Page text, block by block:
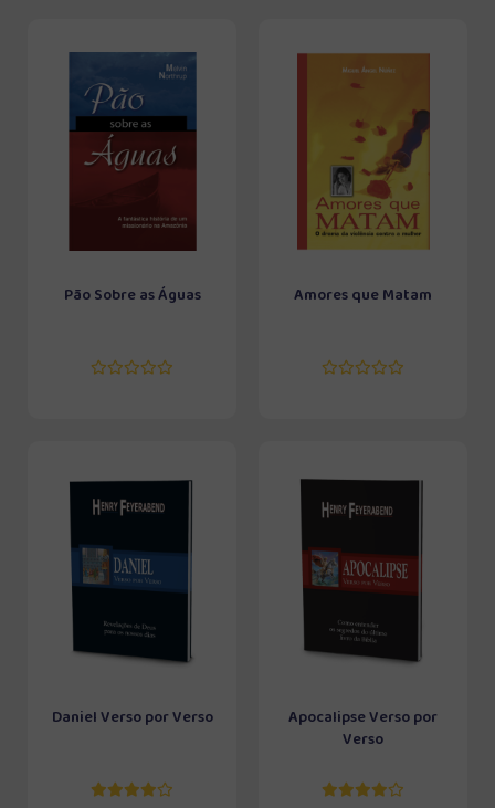
Pão Sobre as Águas Amores que Matam
Daniel Verso por Verso
Apocalipse Verso por
Verso